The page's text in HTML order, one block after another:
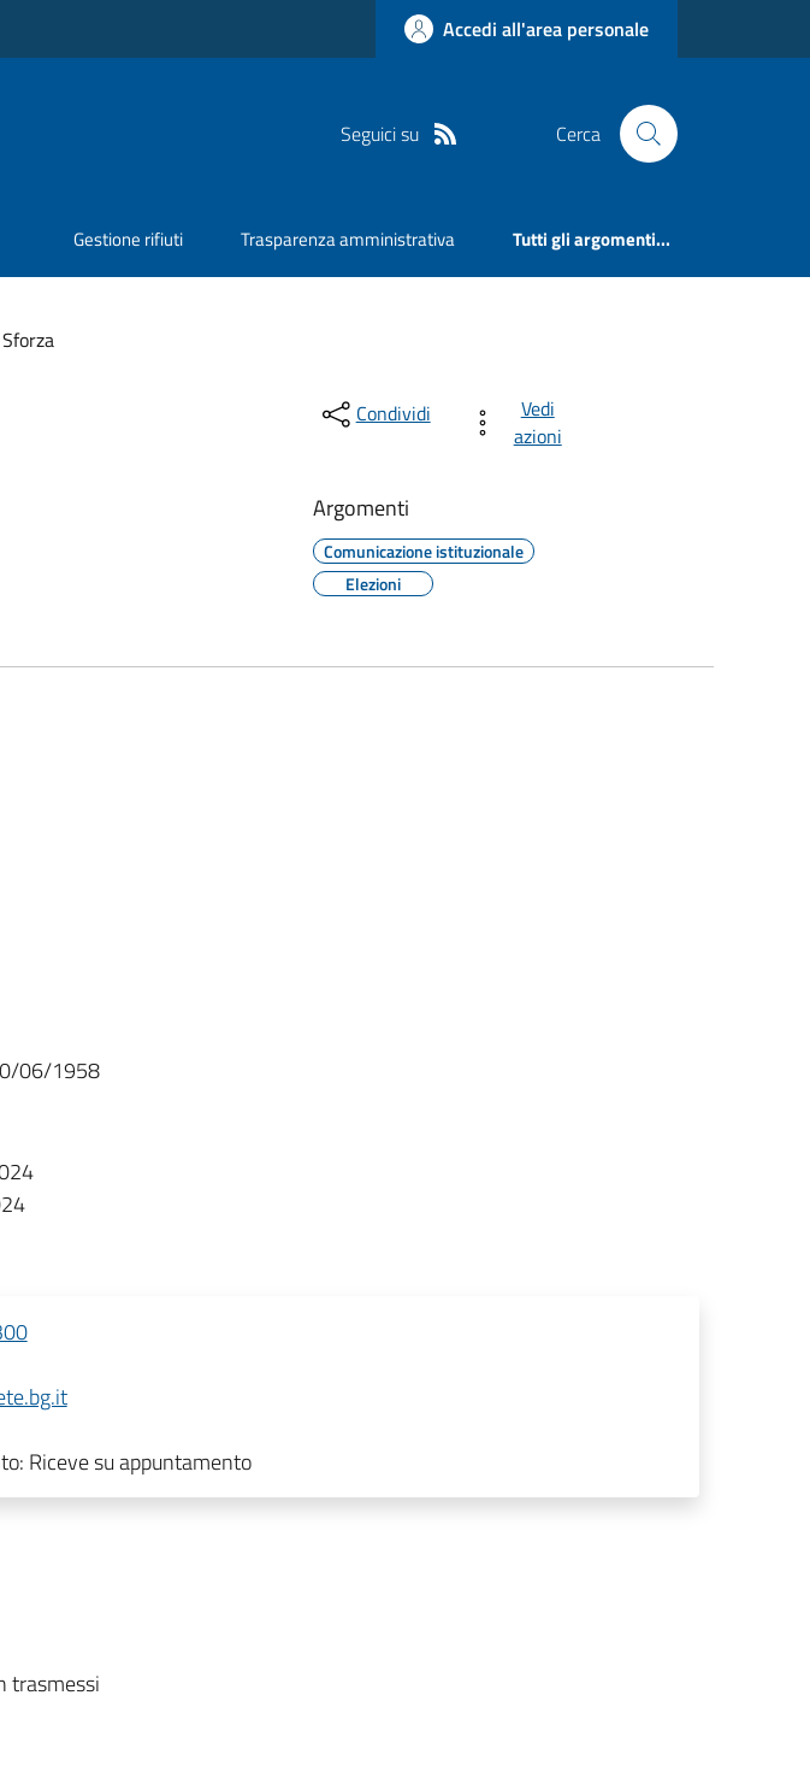
Accedi all'area personale
Seguici su Cerca
Gestione rifiuti Trasparenza amministrativa Tutti gli argomenti...
Condividi
Vedi
azioni
Argomenti
Comunicazione istituzionale
Elezioni
06/1958
Riceve su appuntamento
trasmessi